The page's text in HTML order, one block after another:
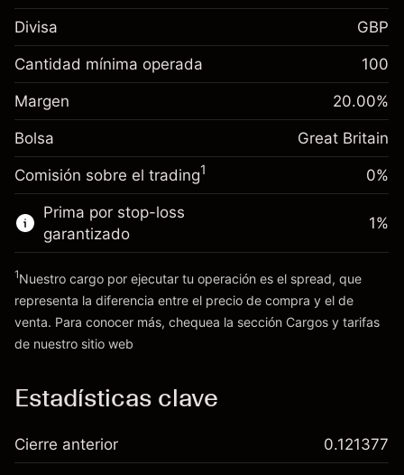
£1,000.00
Ajuste de financiamiento
nocturno
Cargos por el valor total de la
posición
-0.021272
%
(-£1.06)
Tamaño de la operación con apalancamiento
£5,000.00
Dinero del apalancamiento ~ $
Ir a la plataforma
Margen. Tu inversión
£1,000.00
Ajuste de financiamiento
Cargos por el valor total de la
posición
-0.000646
%
Tamaño de la operación con apalancamiento
£5,000.00
Dinero del apalancamiento ~ $
Ir a la plataforma
Divisa GBP
Cantidad mínima operada 100
Margen 20.00%
Bolsa Great Britain
Comisión sobre el trading1 0%
Prima por stop-loss
garantizado
Cargos
1%
1Nuestro cargo por ejecutar tu operación es el spread, que
representa la diferencia entre el precio de compra y el de
venta. Para conocer más, chequea la sección Cargos y tarifas
de nuestro sitio web
Estadísticas clave
Cierre anterior 0.121377